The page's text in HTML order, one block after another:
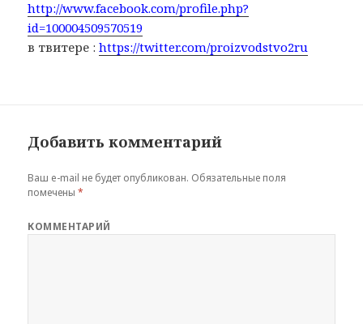
http://www.facebook.com/profile.php?
id=100004509570519
в твитере :https://twitter.com/proizvodstvo2ru
Добавить комментарий
Ваш e-mail не будет опубликован. Обязательные поля
помечены*
КОММЕНТАРИЙ